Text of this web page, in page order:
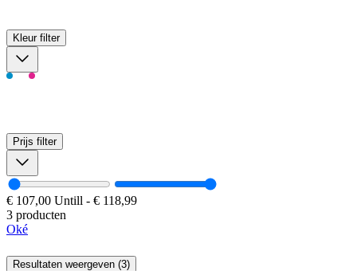
Kleur filter
Prijs filter
€ 107,00 Untill - € 118,99
3 producten
Oké
Resultaten weergeven (3)